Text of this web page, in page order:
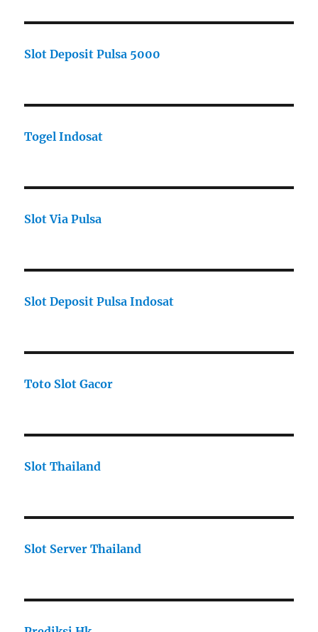
Slot Deposit Pulsa 5000
Togel Indosat
Slot Via Pulsa
Slot Deposit Pulsa Indosat
Toto Slot Gacor
Slot Thailand
Slot Server Thailand